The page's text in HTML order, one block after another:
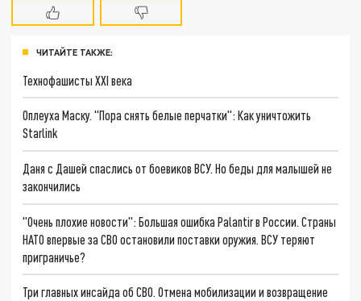
ЧИТАЙТЕ ТАКЖЕ:
Технофашисты XXI века
Оплеуха Маску. "Пора снять белые перчатки": Как уничтожить
Starlink
Даня с Дашей спаслись от боевиков ВСУ. Но беды для малышей не
закончились
"Очень плохие новости": Большая ошибка Palantir в России. Страны
НАТО впервые за СВО остановили поставки оружия. ВСУ теряют
приграничье?
Три главных инсайда об СВО. Отмена мобилизации и возвращение